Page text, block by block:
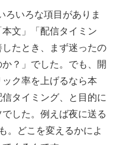
ろいろな項目がありま
文」「配信タイミン
たとき、まず迷ったの
？」でした。でも、開
ク率を上げるなら本
タイミング、と目的に
した。例えば夜に送る
。どこを変えるかによ